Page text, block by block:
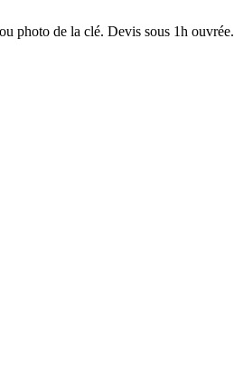
photo de la clé. Devis sous 1h ouvrée.